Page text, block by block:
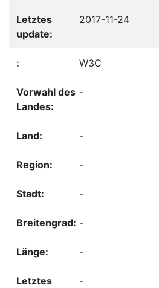
2017-11-24
W3C
-
-
-
-
-
-
-